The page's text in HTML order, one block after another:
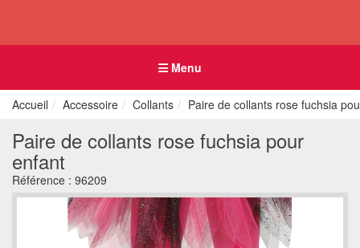
Menu
Accueil Accessoire Collants Paire de collants rose fuchsia
Paire de collants rose fuchsia pour
enfant
Référence : 96209